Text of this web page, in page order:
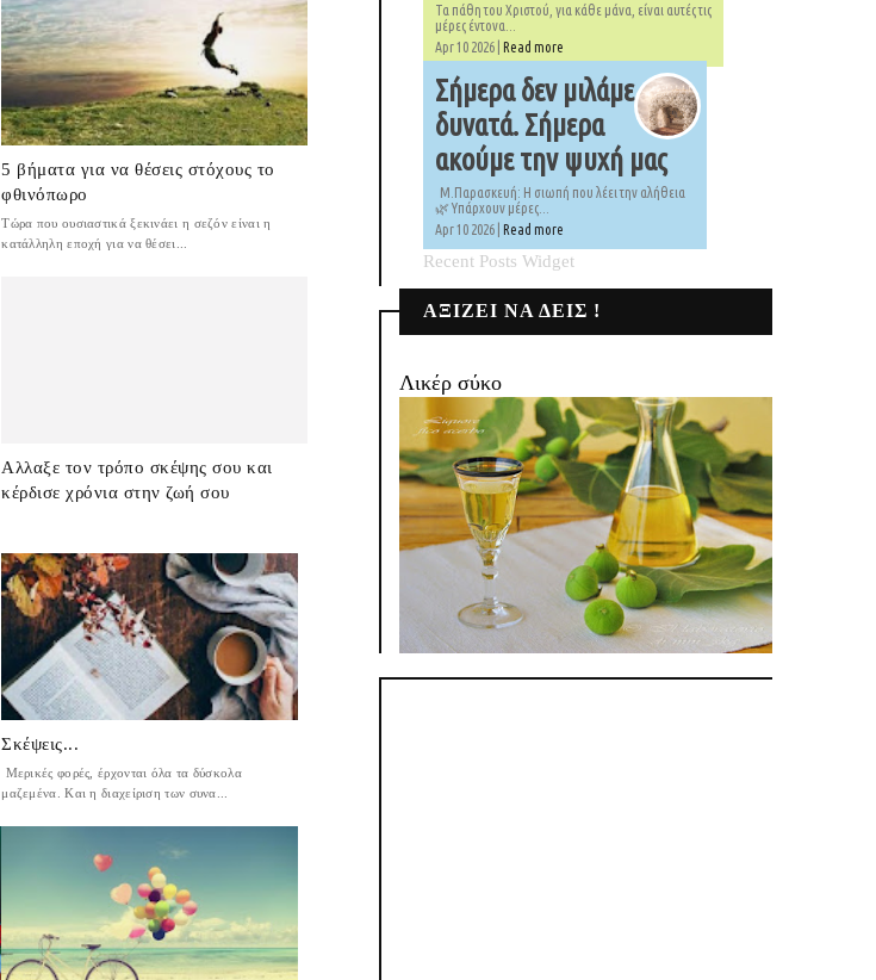
5 βήματα για να θέσεις στόχους το
φθινόπωρο
Τώρα που ουσιαστικά ξεκινάει η σεζόν είναι η
κατάλληλη εποχή για να θέσει...
Αλλαξε τον τρόπο σκέψης σου και
κέρδισε χρόνια στην ζωή σου
Σκέψεις...
Μερικές φορές, έρχονται όλα τα δύσκολα
μαζεμένα. Και η διαχείριση των συνα...
Τα πάθη του Χριστού, για κάθε μάνα, είναι αυτές τις
μέρες έντονα...
Apr 10 2026 | Read more
Σήμερα δεν μιλάμε
δυνατά. Σήμερα
ακούμε την ψυχή μας
Μ.Παρασκευή: Η σιωπή που λέει την αλήθεια
🌿 Υπάρχουν μέρες...
Apr 10 2026 | Read more
Recent Posts Widget
ΑΞΙΖΕΙ ΝΑ ΔΕΙΣ !
Λικέρ σύκο